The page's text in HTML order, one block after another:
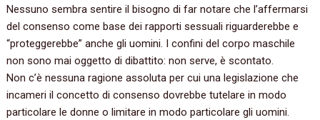
Nessuno sembra sentire il bisogno di far notare che l’affermarsi
del consenso come base dei rapporti sessuali riguarderebbe e
“proteggerebbe” anche gli uomini. I confini del corpo maschile
non sono mai oggetto di dibattito: non serve, è scontato.
Non c’è nessuna ragione assoluta per cui una legislazione che
incameri il concetto di consenso dovrebbe tutelare in modo
particolare le donne o limitare in modo particolare gli uomini.